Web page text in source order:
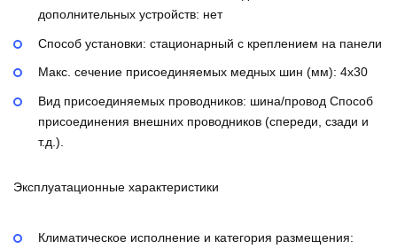
дополнительных устройств: нет
Способ установки: стационарный с креплением на панели
Макс. сечение присоединяемых медных шин (мм): 4х30
Вид присоединяемых проводников: шина/провод Способ
присоединения внешних проводников (спереди, сзади и
т.д.).
Эксплуатационные характеристики
Климатическое исполнение и категория размещения: